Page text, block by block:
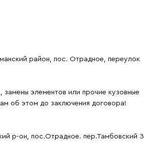
район, пос. Отрадное, переулок
элементов или прочие кузовные
об этом до заключения договора!
р-он, пос.Отрадное. пер.Тамбовский З